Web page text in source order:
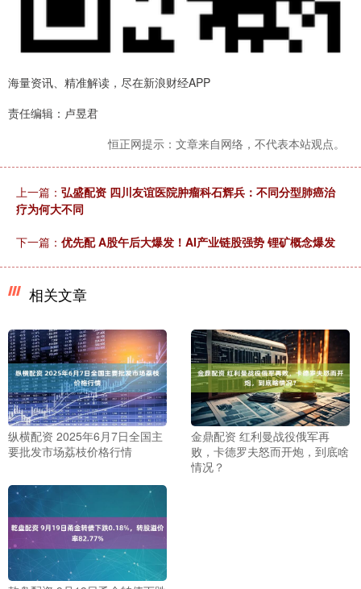
海量资讯、精准解读，尽在新浪财经APP
责任编辑：卢昱君
恒正网提示：文章来自网络，不代表本站观点。
上一篇： 弘盛配资 四川友谊医院肿瘤科石辉兵：不同分型肺癌治
疗为何大不同
下一篇： 优先配 A股午后大爆发！AI产业链股强势 锂矿概念爆发
相关文章
纵横配资 2025年6月7日全国主
要批发市场荔枝价格行情
金鼎配资 红利曼战役俄军再
败，卡德罗夫怒而开炮，到底啥
情况？